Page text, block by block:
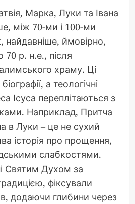
Марка, Луки та Івана
між 70-ми і 100-ми
ймовірно,
70 р. н.е., після
храму. Ці
а теологічні
Ісуса переплітаються з
Наприклад, Притча
в Луки – це не сухий
історія про прощення,
слабкостями.
Святим Духом за
фіксували
додаючи глибини через